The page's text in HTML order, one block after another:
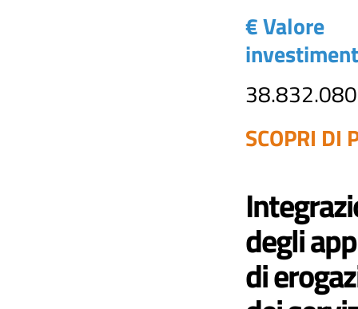
€ Valore
SCOPRI DI
degli
di